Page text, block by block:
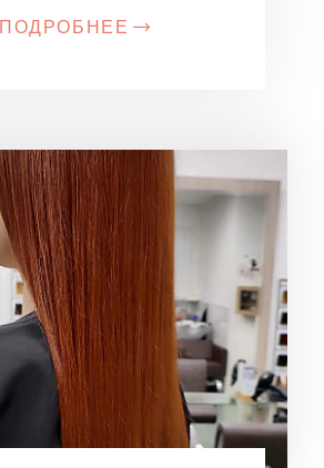
ПОДРОБНЕЕ